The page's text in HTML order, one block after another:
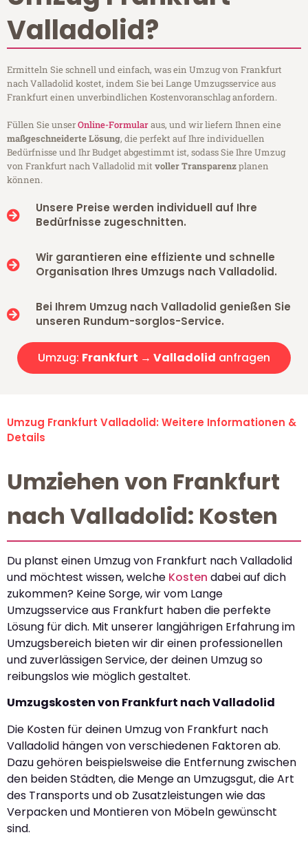
Valladolid?
Ermitteln Sie schnell und einfach, was ein Umzug von Frankfurt
nach Valladolid kostet, indem Sie bei Lange Umzugsservice aus
Frankfurt einen unverbindlichen Kostenvoranschlag anfordern.
Füllen Sie unserOnline-Formularaus, und wir liefern Ihnen eine
maßgeschneiderte Lösung, die perfekt auf Ihre individuellen
Bedürfnisse und Ihr Budget abgestimmt ist, sodass Sie Ihre Umzug
von Frankfurt nach Valladolid mitvoller Transparenzplanen
können.
Unsere Preise werden individuell auf Ihre
Bedürfnisse zugeschnitten.
Wir garantieren eine effiziente und schnelle
Organisation Ihres Umzugs nach Valladolid.
Bei Ihrem Umzug nach Valladolid genießen Sie
unseren Rundum-sorglos-Service.
Umzug: Frankfurt → Valladolid anfragen
Umzug Frankfurt Valladolid: Weitere Informationen &
Details
Umziehen von Frankfurt
nach Valladolid: Kosten
Du planst einen Umzug von Frankfurt nach Valladolid
und möchtest wissen, welche Kosten dabei auf dich
zukommen? Keine Sorge, wir vom Lange
Umzugsservice aus Frankfurt haben die perfekte
Lösung für dich. Mit unserer langjährigen Erfahrung im
Umzugsbereich bieten wir dir einen professionellen
und zuverlässigen Service, der deinen Umzug so
reibungslos wie möglich gestaltet.
Umzugskosten von Frankfurt nach Valladolid
Die Kosten für deinen Umzug von Frankfurt nach
Valladolid hängen von verschiedenen Faktoren ab.
Dazu gehören beispielsweise die Entfernung zwischen
den beiden Städten, die Menge an Umzugsgut, die Art
des Transports und ob Zusatzleistungen wie das
Verpacken und Montieren von Möbeln gewünscht
sind.